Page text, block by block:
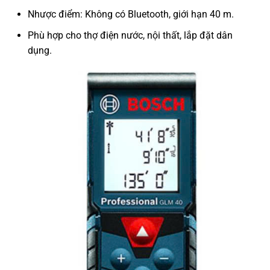
Nhược điểm: Không có Bluetooth, giới hạn 40 m.
Phù hợp cho thợ điện nước, nội thất, lắp đặt dân
dụng.